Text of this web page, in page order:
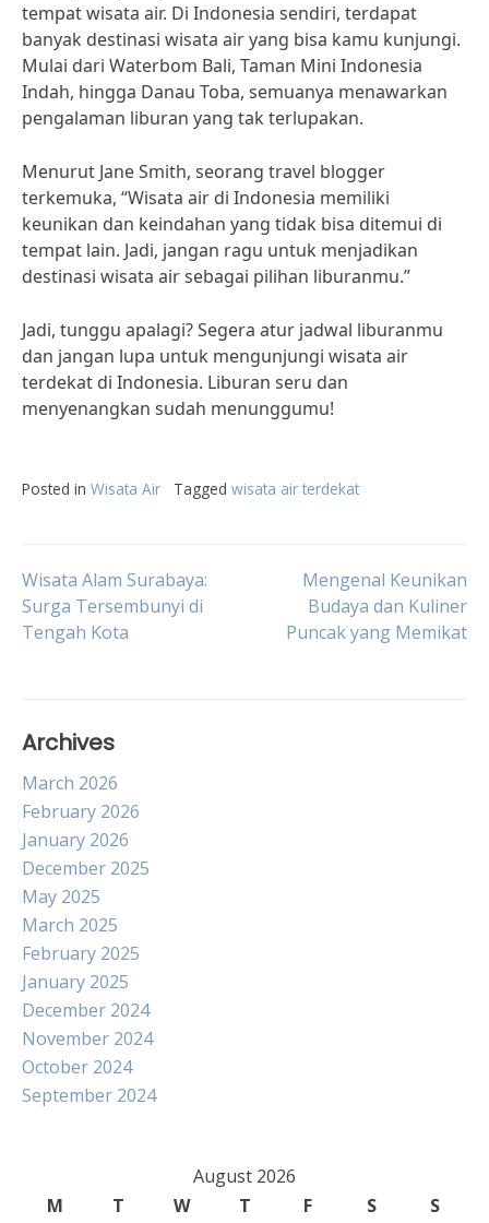
tempat wisata air. Di Indonesia sendiri, terdapat
banyak destinasi wisata air yang bisa kamu kunjungi.
Mulai dari Waterbom Bali, Taman Mini Indonesia
Indah, hingga Danau Toba, semuanya menawarkan
pengalaman liburan yang tak terlupakan.
Menurut Jane Smith, seorang travel blogger
terkemuka, “Wisata air di Indonesia memiliki
keunikan dan keindahan yang tidak bisa ditemui di
tempat lain. Jadi, jangan ragu untuk menjadikan
destinasi wisata air sebagai pilihan liburanmu.”
Jadi, tunggu apalagi? Segera atur jadwal liburanmu
dan jangan lupa untuk mengunjungi wisata air
terdekat di Indonesia. Liburan seru dan
menyenangkan sudah menunggumu!
Posted in Wisata Air Tagged wisata air terdekat
Post
navigation
Wisata Alam Surabaya:
Surga Tersembunyi di
Tengah Kota
Mengenal Keunikan
Budaya dan Kuliner
Puncak yang Memikat
Archives
March 2026
February 2026
January 2026
December 2025
May 2025
March 2025
February 2025
January 2025
December 2024
November 2024
October 2024
September 2024
August 2026
M
T W T F S
S